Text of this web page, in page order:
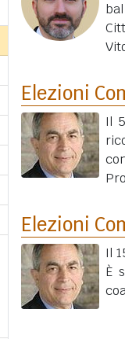
Elezioni
Il
Elezioni
Il
È